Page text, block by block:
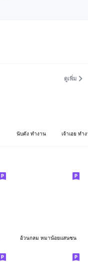
ดูเพิ่ม
นับตัง ทำงาน เจ้าเอย ทำ
อ้วนกลม หมาน้อยแสนซน